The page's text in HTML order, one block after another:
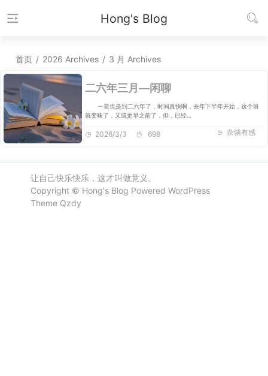
Hong's Blog
首页 / 2026 Archives / 3 月 Archives
二六年三月—闲聊
一晃也是到二六年了，时间真快啊，去年下半年开始，这个班
就变味了，又或更早之前了，但，已经…
杂谈有感
2026/3/3 698
让自己快乐快乐，这才叫做意义。
Copyright © Hong's Blog Powered WordPress
Theme Qzdy